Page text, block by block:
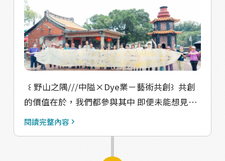
訊/ 導讀手冊：
https://issuu.com/livelyland/docs/_ 點位地
圖：https://reurl.cc/NlMmMm
茄苳社區的居民聊天「聊出來」的，過往社區
的活動（通常是婚禮、廟會）家家戶戶都要自
己出借「椅頭仔」來聚會，後來才漸漸被外燴
廠商大量出借塑膠桌椅而取代，而椅頭仔也才
成為農村家中客人來訪時會拿出來使用的椅
子，這一次透過出借大家家中的椅頭仔，除了
想營造過往社區聚會的畫面，同時也作為迎接
來訪賓客的座椅，更是呼應茄苳如我們於返家
󠀠󠀠 󠀠 󠀠꒰ 野山之隅///中隘×Dye業－藝術共創꒱ 󠀠 共創
的價值在於，我們都參與其中 即便未能想見成
果的面貌，依然樂在其中。 󠀠 #中隘社區 以諸多
閱讀完整內容